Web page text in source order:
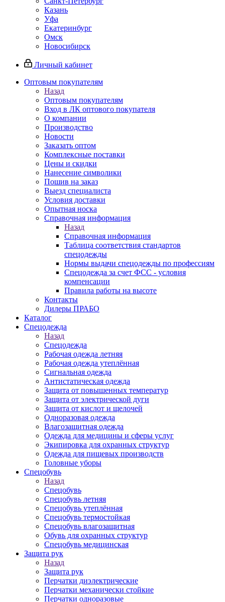
Казань
Уфа
Екатеринбург
Омск
Новосибирск
Личный кабинет
Оптовым покупателям
Назад
Оптовым покупателям
Вход в ЛК оптового покупателя
О компании
Производство
Новости
Заказать оптом
Комплексные поставки
Цены и скидки
Нанесение символики
Пошив на заказ
Выезд специалиста
Условия доставки
Опытная носка
Справочная информация
Назад
Справочная информация
Таблица соответствия стандартов
спецодежды
Нормы выдачи спецодежды по профессиям
Спецодежда за счет ФСС - условия
компенсации
Правила работы на высоте
Контакты
Дилеры ПРАБО
Каталог
Спецодежда
Назад
Спецодежда
Рабочая одежда летняя
Рабочая одежда утеплённая
Сигнальная одежда
Антистатическая одежда
Защита от повышенных температур
Защита от электрической дуги
Защита от кислот и щелочей
Одноразовая одежда
Влагозащитная одежда
Одежда для медицины и сферы услуг
Экипировка для охранных структур
Одежда для пищевых производств
Головные уборы
Спецобувь
Назад
Спецобувь
Спецобувь летняя
Спецобувь утеплённая
Спецобувь термостойкая
Спецобувь влагозащитная
Обувь для охранных структур
Спецобувь медицинская
Защита рук
Назад
Защита рук
Перчатки диэлектрические
Перчатки механически стойкие
Перчатки одноразовые